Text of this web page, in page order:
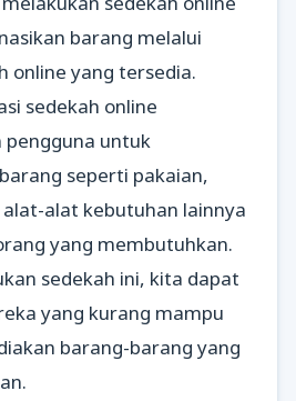
barang melalui
online yang tersedia.
sedekah online
untuk
seperti pakaian,
alat kebutuhan lainnya
yang membutuhkan.
sedekah ini, kita dapat
yang kurang mampu
barang-barang yang